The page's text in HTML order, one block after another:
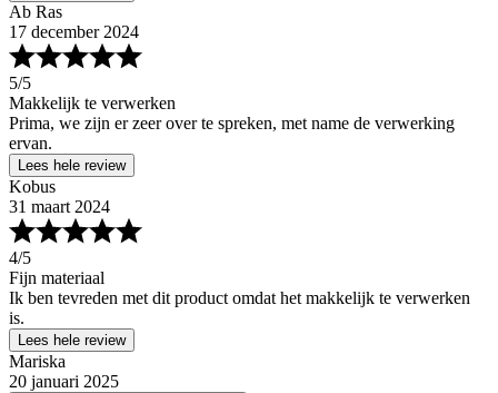
Ab Ras
17 december 2024
5/5
Makkelijk te verwerken
Prima, we zijn er zeer over te spreken, met name de verwerking
ervan.
Lees hele review
Kobus
31 maart 2024
4/5
Fijn materiaal
Ik ben tevreden met dit product omdat het makkelijk te verwerken
is.
Lees hele review
Mariska
20 januari 2025